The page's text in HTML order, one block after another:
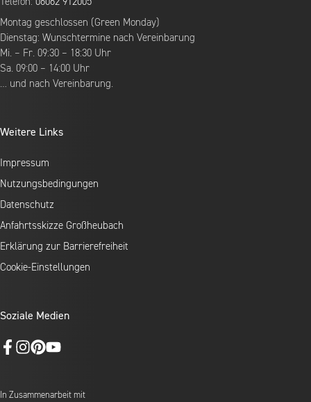
Montag geschlossen (Green Monday)
Dienstag: Wunschtermine nach Vereinbarung
Mi. – Fr. 09:30 – 18:30 Uhr
Sa. 09:00 – 14:00 Uhr
… und nach Vereinbarung.
Weitere Links
Impressum
Nutzungsbedingungen
Datenschutz
Anfahrtsskizze Großheubach
Erklärung zur Barrierefreiheit
Cookie-Einstellungen
Soziale Medien
In Zusammenarbeit mit